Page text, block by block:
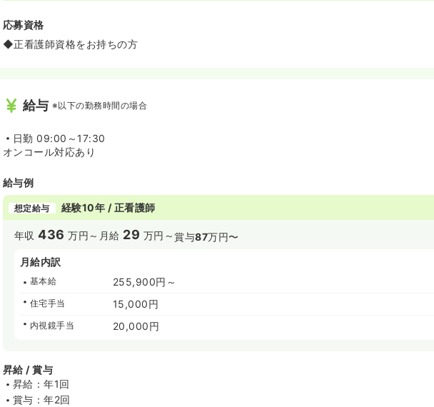
応募資格
◆正看護師資格をお持ちの方
給与 ※以下の勤務時間の場合
日勤 09:00～17:30
オンコール対応あり
給与例
想定給与 経験10年 / 正看護師
年収436 万円～ 月給 29 万円～賞与87万円〜
月給内訳
基本給 255,900円～
住宅手当 15,000円
内視鏡手当 20,000円
昇給 / 賞与
昇給：年1回
賞与：年2回